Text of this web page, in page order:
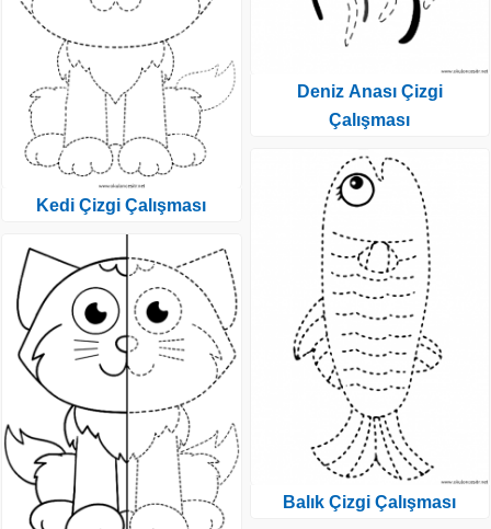
Kedi Çizgi Çalışması
Deniz Anası Çizgi
Çalışması
Balık Çizgi Çalışması